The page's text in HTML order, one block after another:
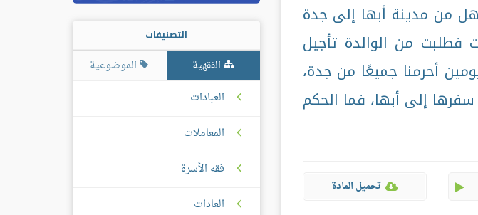
من مدينة أبها إلى جدة
فطلبت من الوالدة تأجيل
أحرمنا جميعًا من جدة،
إلى أبها، فما الحكم
تحميل المادة
التصنيفات
الفقهية
الموضوعية
العبادات
المعاملات
فقه الأسرة
العادات